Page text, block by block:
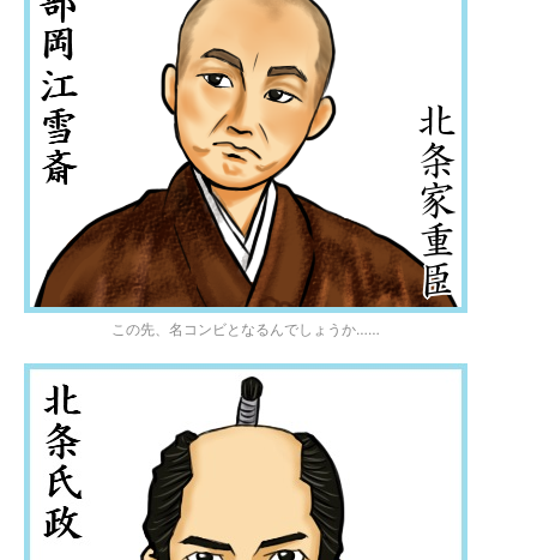
この先、名コンビとなるんでしょうか……